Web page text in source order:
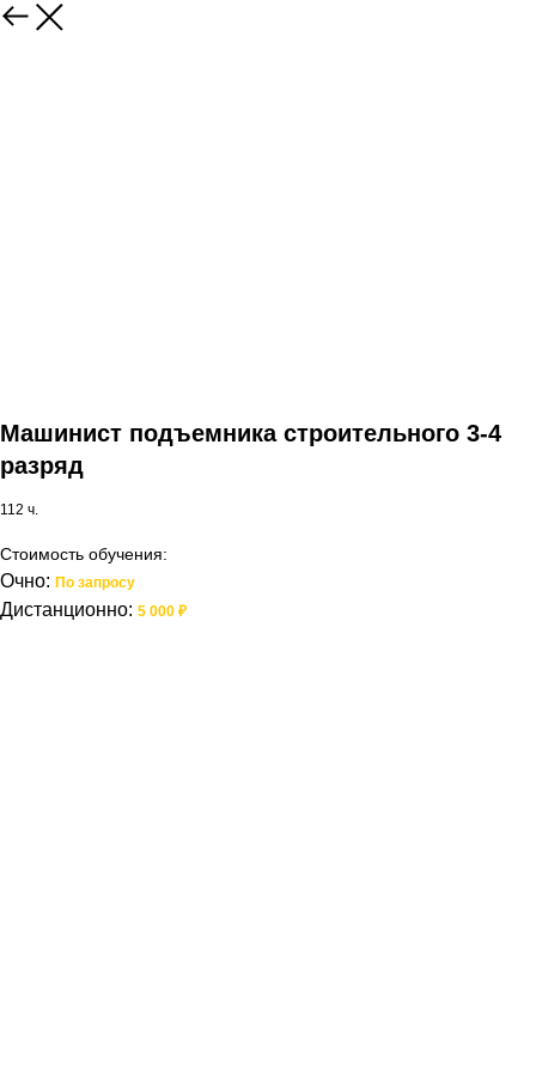
Машинист подъемника строительного 3-4
разряд
112 ч.
Стоимость обучения:
Очно: По запросу
Дистанционно: 5 000 ₽